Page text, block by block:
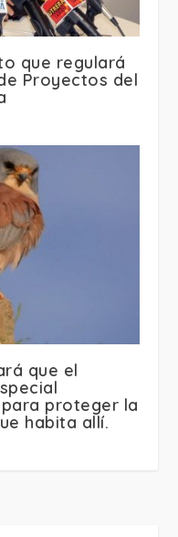
que regulará
Proyectos del
que el
proteger la
habita allí.